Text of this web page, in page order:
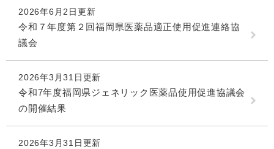
2026年6月2日更新
令和７年度第２回福岡県医薬品適正使用促進連絡協
議会
2026年3月31日更新
令和7年度福岡県ジェネリック医薬品使用促進協議会
の開催結果
2026年3月31日更新